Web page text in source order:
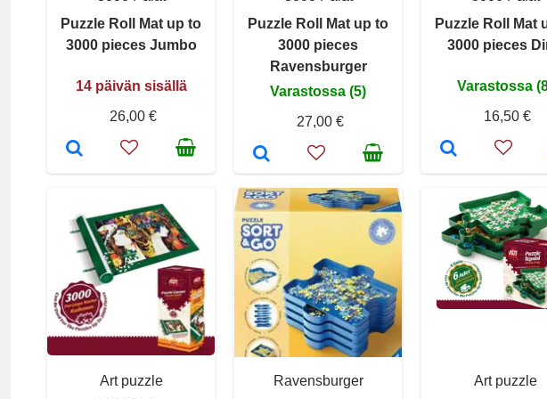
Puzzle Roll Mat up to
3000 pieces Jumbo
14 päivän sisällä
26,00 €
Puzzle Roll Mat up to
3000 pieces
Ravensburger
Varastossa (5)
27,00 €
Puzzle Roll Mat
3000 pieces
Varastossa
16,50 €
Art puzzle
Ravensburger Art puzzle